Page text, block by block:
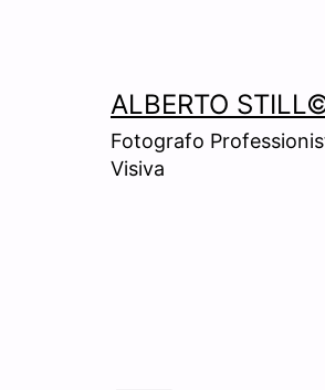
ALBERTO
Fotografo
Visiva